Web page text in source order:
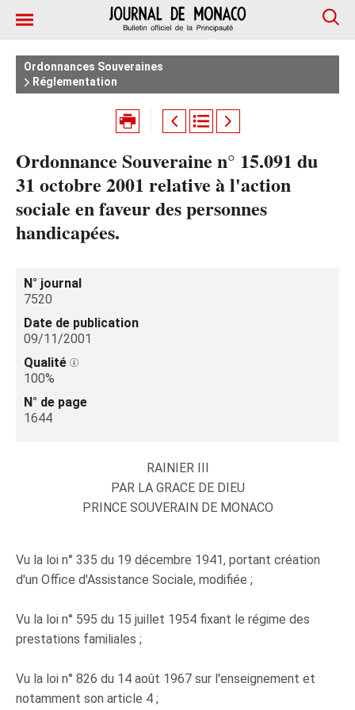
Ordonnances Souveraines
Réglementation
Ordonnance Souveraine n° 15.091 du
31 octobre 2001 relative à l'action
sociale en faveur des personnes
handicapées.
N° journal
7520
Date de publication
09/11/2001
Qualité
100%
N° de page
1644
RAINIER III
PAR LA GRACE DE DIEU
PRINCE SOUVERAIN DE MONACO
Vu la loi n° 335 du 19 décembre 1941, portant création
d'un Office d'Assistance Sociale, modifiée ;
Vu la loi n° 595 du 15 juillet 1954 fixant le régime des
prestations familiales ;
Vu la loi n° 826 du 14 août 1967 sur l'enseignement et
notamment son article 4 ;